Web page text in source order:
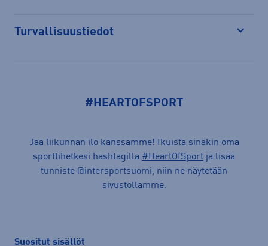
Turvallisuustiedot
#HEARTOFSPORT
Jaa liikunnan ilo kanssamme! Ikuista sinäkin oma
sporttihetkesi hashtagilla #HeartOfSport ja lisää
tunniste @intersportsuomi, niin ne näytetään
sivustollamme.
Suositut sisällöt